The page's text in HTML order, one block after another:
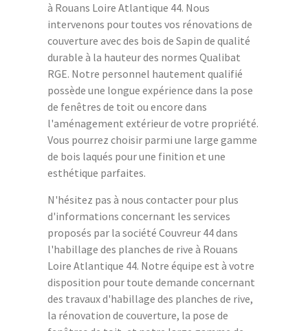
à Rouans Loire Atlantique 44. Nous
intervenons pour toutes vos rénovations de
couverture avec des bois de Sapin de qualité
durable à la hauteur des normes Qualibat
RGE. Notre personnel hautement qualifié
possède une longue expérience dans la pose
de fenêtres de toit ou encore dans
l'aménagement extérieur de votre propriété.
Vous pourrez choisir parmi une large gamme
de bois laqués pour une finition et une
esthétique parfaites.
N'hésitez pas à nous contacter pour plus
d'informations concernant les services
proposés par la société Couvreur 44 dans
l'habillage des planches de rive à Rouans
Loire Atlantique 44. Notre équipe est à votre
disposition pour toute demande concernant
des travaux d'habillage des planches de rive,
la rénovation de couverture, la pose de